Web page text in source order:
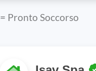
= Pronto Soccorso